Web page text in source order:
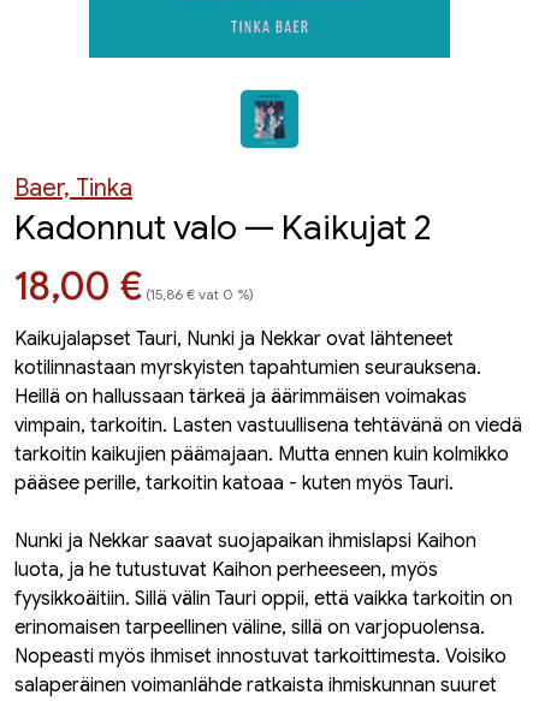
Baer, Tinka
Kadonnut valo — Kaikujat 2
Hinta nyt
18,00 € (15,86 € vat 0 %)
Kaikujalapset Tauri, Nunki ja Nekkar ovat lähteneet
kotilinnastaan myrskyisten tapahtumien seurauksena.
Heillä on hallussaan tärkeä ja äärimmäisen voimakas
vimpain, tarkoitin. Lasten vastuullisena tehtävänä on viedä
tarkoitin kaikujien päämajaan. Mutta ennen kuin kolmikko
pääsee perille, tarkoitin katoaa - kuten myös Tauri.
Nunki ja Nekkar saavat suojapaikan ihmislapsi Kaihon
luota, ja he tutustuvat Kaihon perheeseen, myös
fyysikkoäitiin. Sillä välin Tauri oppii, että vaikka tarkoitin on
erinomaisen tarpeellinen väline, sillä on varjopuolensa.
Nopeasti myös ihmiset innostuvat tarkoittimesta. Voisiko
salaperäinen voimanlähde ratkaista ihmiskunnan suuret